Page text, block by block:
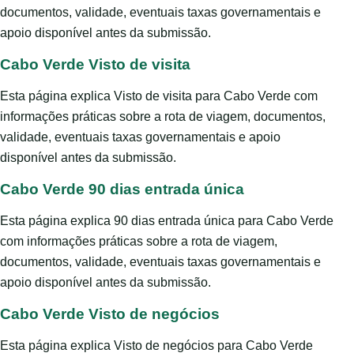
documentos, validade, eventuais taxas governamentais e
apoio disponível antes da submissão.
Cabo Verde Visto de visita
Esta página explica Visto de visita para Cabo Verde com
informações práticas sobre a rota de viagem, documentos,
validade, eventuais taxas governamentais e apoio
disponível antes da submissão.
Cabo Verde 90 dias entrada única
Esta página explica 90 dias entrada única para Cabo Verde
com informações práticas sobre a rota de viagem,
documentos, validade, eventuais taxas governamentais e
apoio disponível antes da submissão.
Cabo Verde Visto de negócios
Esta página explica Visto de negócios para Cabo Verde